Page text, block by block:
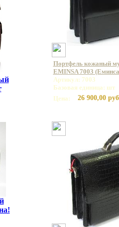
Портфель кожаный
EMINSA 7003
Артикул: 7003
Базовая единица: шт
Цена:
26 900,00